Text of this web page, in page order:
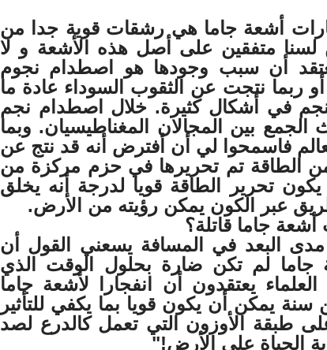
أشعة جاما هي رشقات قوية جدا من
لسنا متفقين على أصل هذه الأشعة و لا
يعتقد أن سبب وجودها هو اصطدام نجوم
أو ربما نتجت عن الثقوب السوداء عادة ما
في أشكال كثيرة. خلال اصطدام نجم
الجمع بين المجالان المغناطيسيان. وبما
فاسمحوا لي أن أفترض أنه قد نتج عن
من الطاقة تم تحريرها في حزم مركزة من
تحرير الطاقة قويا لدرجة أنه يخلق
عبر الكون يمكن رؤيته من الأرض.
أشعة جاما قاتلة؟
البعد في المسافة يسعني القول أن
جاما لم تكن ضارة بحلول الوقت الذي
يعتقدون أن انفجارا لأشعة جاما
يمكن أن يكون قويا بما يكفي للتأثير
طبقة الأوزون التي تعمل كالدرع لصد
الحياة على الأرض!"